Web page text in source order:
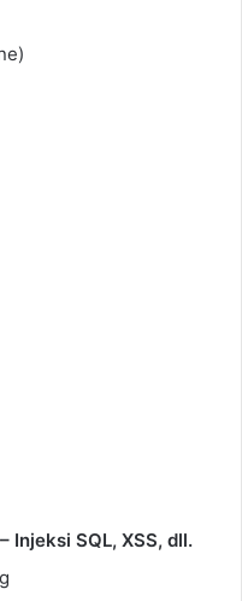
Injeksi SQL, XSS, dll.